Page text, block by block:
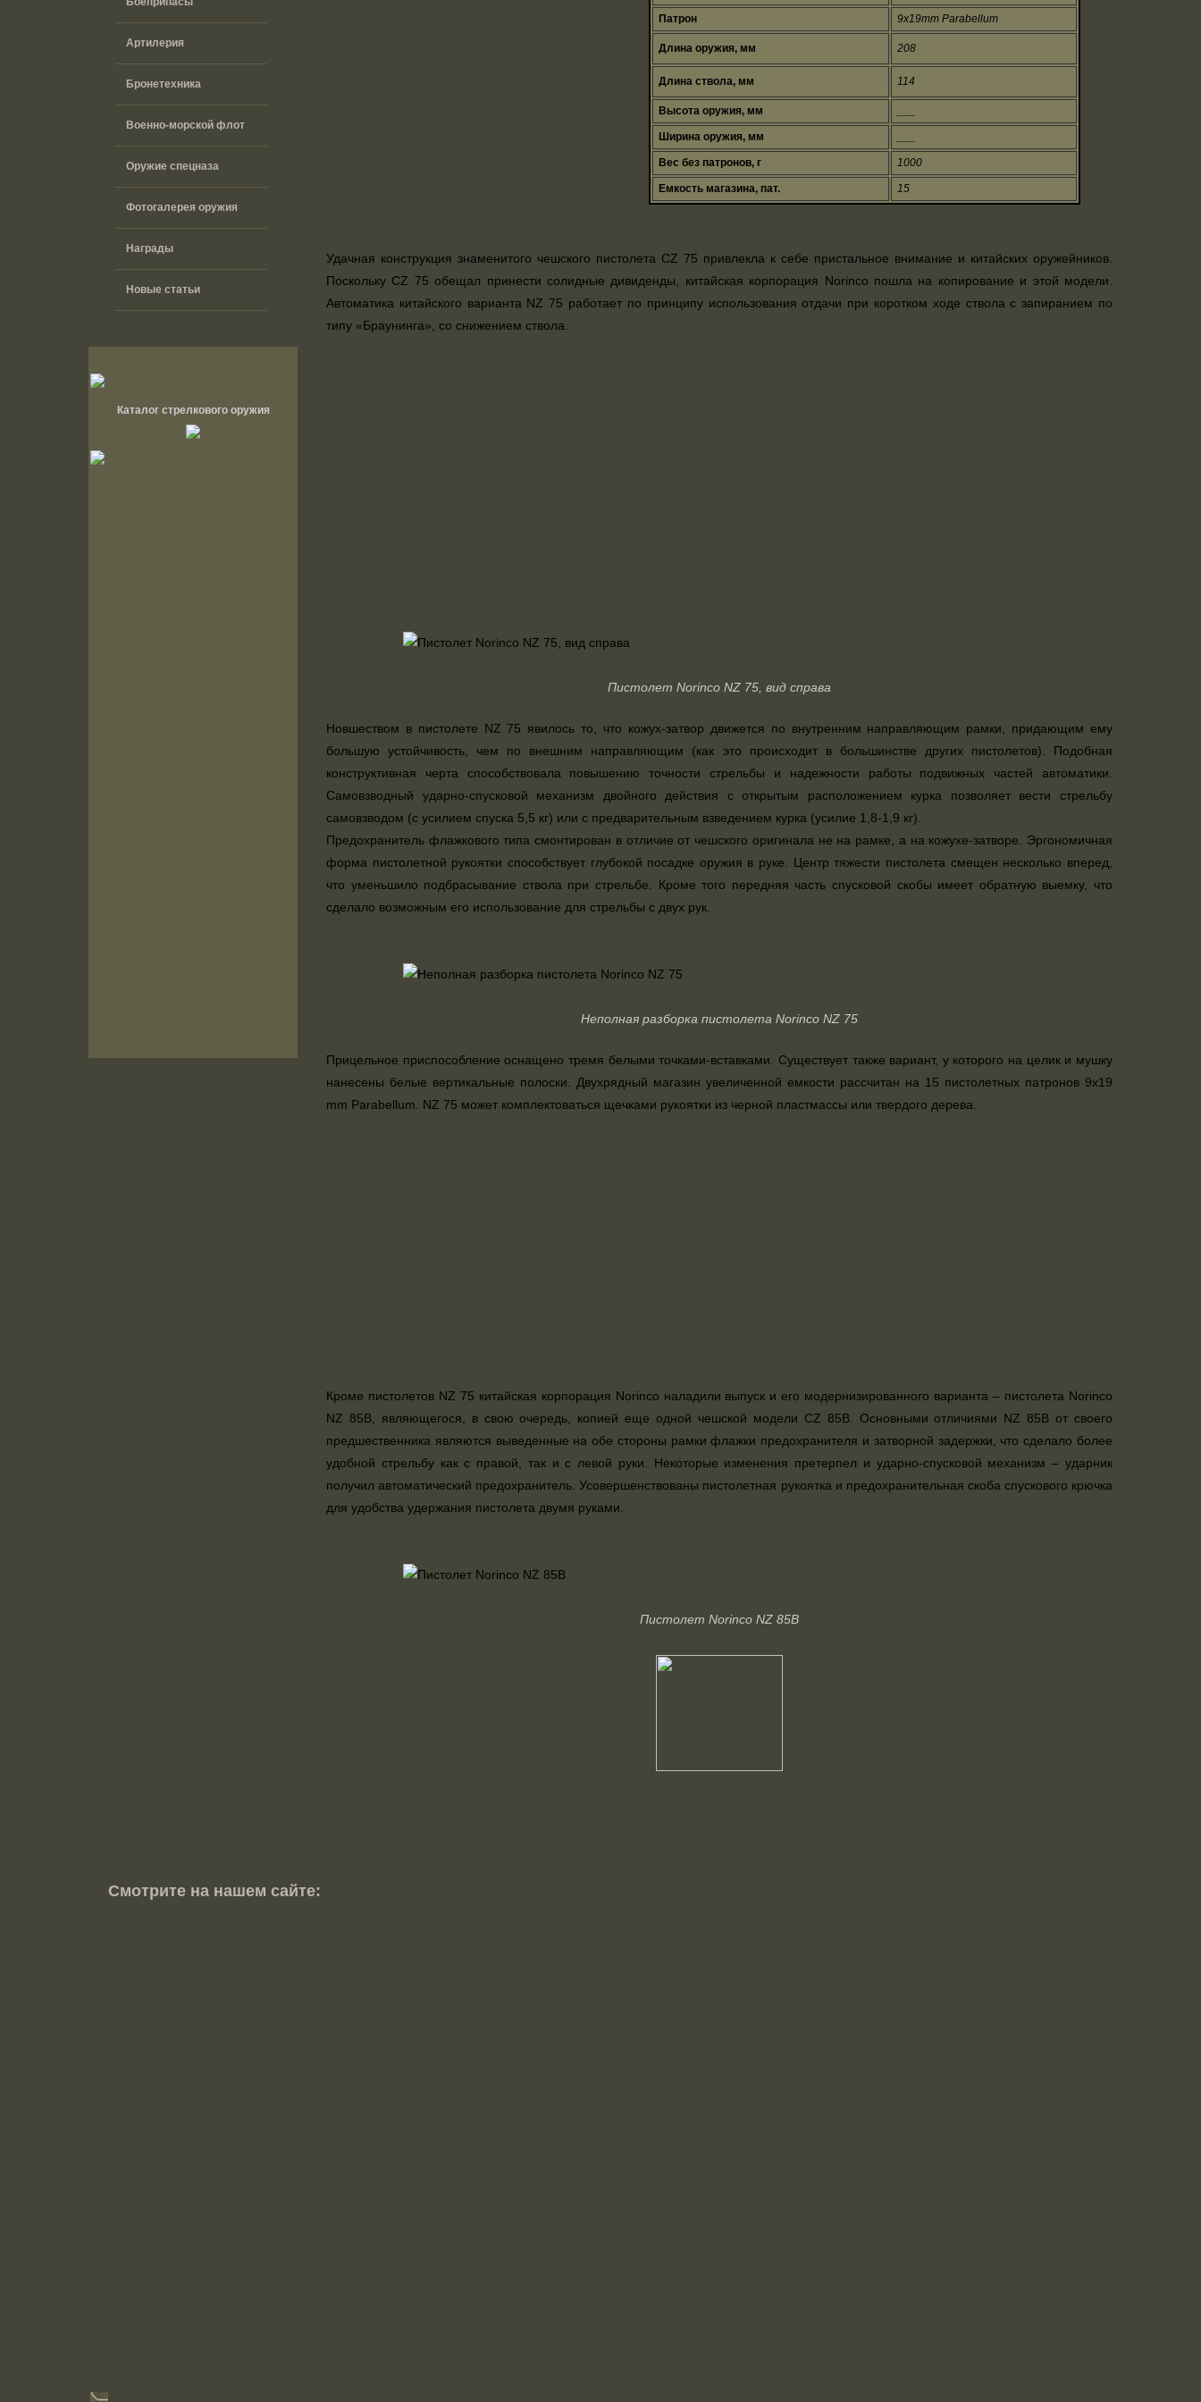
Артилерия
Бронетехника
Военно-морской флот
Оружие спецназа
Фотогалерея оружия
Награды
Новые статьи
Каталог стрелкового оружия
Патрон 9х19mm Parabellum
Длина оружия, мм 208
Длина ствола, мм 114
Высота оружия, мм
Ширина оружия, мм
Вес без патронов, г 1000
Емкость магазина, пат. 15
Удачная конструкция знаменитого чешского пистолета CZ 75 привлекла к себе пристальное внимание и китайских оружейников.
Поскольку CZ 75 обещал принести солидные дивиденды, китайская корпорация Norinco пошла на копирование и этой модели.
Автоматика китайского варианта NZ 75 работает по принципу использования отдачи при коротком ходе ствола с запиранием по
типу «Браунинга», со снижением ствола.
Пистолет Norinco NZ 75, вид справа
Новшеством в пистолете NZ 75 явилось то, что кожух-затвор движется по внутренним направляющим рамки, придающим ему
большую устойчивость, чем по внешним направляющим (как это происходит в большинстве других пистолетов). Подобная
конструктивная черта способствовала повышению точности стрельбы и надежности работы подвижных частей автоматики.
Самовзводный ударно-спусковой механизм двойного действия с открытым расположением курка позволяет вести стрельбу
самовзводом (с усилием спуска 5,5 кг) или с предварительным взведением курка (усилие 1,8-1,9 кг).
Предохранитель флажкового типа смонтирован в отличие от чешского оригинала не на рамке, а на кожухе-затворе. Эргономичная
форма пистолетной рукоятки способствует глубокой посадке оружия в руке. Центр тяжести пистолета смещен несколько вперед,
что уменьшило подбрасывание ствола при стрельбе. Кроме того передняя часть спусковой скобы имеет обратную выемку, что
сделало возможным его использование для стрельбы с двух рук.
Неполная разборка пистолета Norinco NZ 75
Прицельное приспособление оснащено тремя белыми точками-вставками. Существует также вариант, у которого на целик и мушку
нанесены белые вертикальные полоски. Двухрядный магазин увеличенной емкости рассчитан на 15 пистолетных патронов 9х19
mm Parabellum. NZ 75 может комплектоваться щечками рукоятки из черной пластмассы или твердого дерева.
Кроме пистолетов NZ 75 китайская корпорация Norinco наладили выпуск и его модернизированного варианта – пистолета Norinco
NZ 85В, являющегося, в свою очередь, копией еще одной чешской модели CZ 85B. Основными отличиями NZ 85В от своего
предшественника являются выведенные на обе стороны рамки флажки предохранителя и затворной задержки, что сделало более
удобной стрельбу как с правой, так и с левой руки. Некоторые изменения претерпел и ударно-спусковой механизм – ударник
получил автоматический предохранитель. Усовершенствованы пистолетная рукоятка и предохранительная скоба спускового крючка
для удобства удержания пистолета двумя руками.
Пистолет Norinco NZ 85B
Смотрите на нашем сайте: